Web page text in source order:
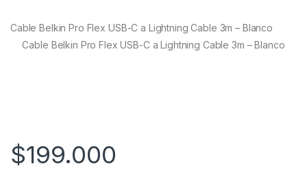
ratings
Cable Belkin Pro Flex USB-C a Lightning Cable 3m – Blanco
Cable Belkin Pro Flex USB-C a Lightning Cable 3m – Blanco
$199.000